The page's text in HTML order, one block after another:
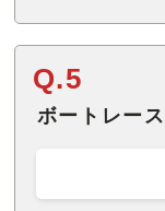
Q.5
ボートレース